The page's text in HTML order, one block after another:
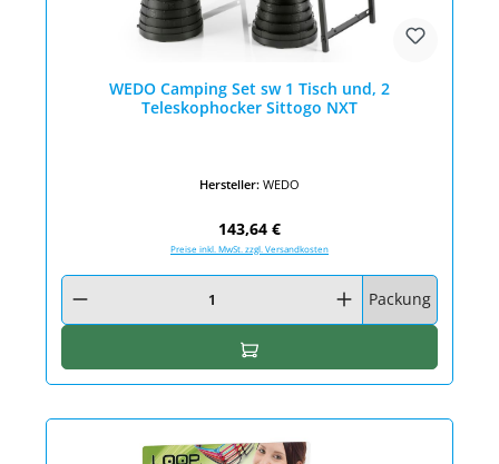
WEDO Camping Set sw 1 Tisch und, 2
Teleskophocker Sittogo NXT
Hersteller: WEDO
Regulärer Preis:
143,64 €
Preise inkl. MwSt. zzgl. Versandkosten
Produkt Anzahl: Gib den gewünschten Wert ein oder benutze die
Packung
In den Warenkorb